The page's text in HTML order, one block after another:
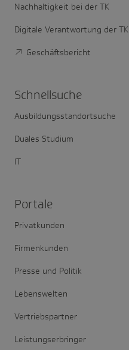
Nachhaltigkeit bei der TK
Digitale Verantwortung der TK
Geschäftsbericht
Schnell­suche
Ausbildungsstandortsuche
Duales Studium
IT
Portale
Privatkunden
Firmenkunden
Presse und Politik
Lebenswelten
Vertriebspartner
Leistungserbringer